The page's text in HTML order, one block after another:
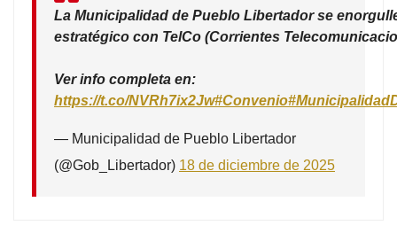
La Municipalidad de Pueblo Libertador se
estratégico con TelCo (Corrientes
Ver info completa en:
https://t.co/NVRh7ix2Jw#Convenio
— Municipalidad de Pueblo Libertador
(@Gob_Libertador) 18 de diciembre de 2025